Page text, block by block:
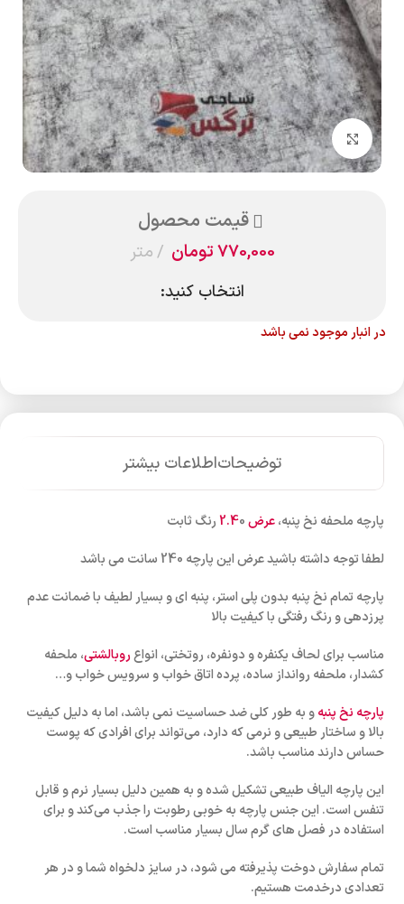
بزرگنمایی تصویر
قیمت محصول
770,000تومان متر
انتخاب کنید:
در انبار موجود نمی باشد
توضیحاتاطلاعات بیشتر
پارچه ملحفه نخ پنبه،عرض 2.40 رنگ ثابت
لطفا توجه داشته باشید عرض این پارچه 240 سانت می باشد
پارچه تمام نخ پنبه بدون پلی استر، پنبه ای و بسیار لطیف با ضمانت عدم
پرزدهی و رنگ رفتگی با کیفیت بالا
مناسب برای لحاف یکنفره و دونفره، روتختی، انواعروبالشتی، ملحفه
کشدار، ملحفه روانداز ساده، پرده اتاق خواب و سرویس خواب و…
پارچه نخ پنبهو به طور کلی ضد حساسیت نمی باشد، اما به دلیل کیفیت
بالا و ساختار طبیعی و نرمی که دارد، می‌تواند برای افرادی که پوست
حساس دارند مناسب باشد.
این پارچه الیاف طبیعی تشکیل شده و به همین دلیل بسیار نرم و قابل
تنفس است. این جنس پارچه به خوبی رطوبت را جذب می‌کند و برای
استفاده در فصل های گرم سال بسیار مناسب است.
تمام سفارش دوخت پذیرفته می شود، در سایز دلخواه شما و در هر
تعدادی درخدمت هستیم.